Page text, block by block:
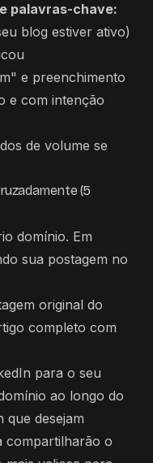
palavras-chave:
blog estiver ativo)
e preenchimento
e com intenção
de volume se
(5
domínio. Em
sua postagem no
original do
completo com
para o seu
ao longo do
que desejam
compartilharão o